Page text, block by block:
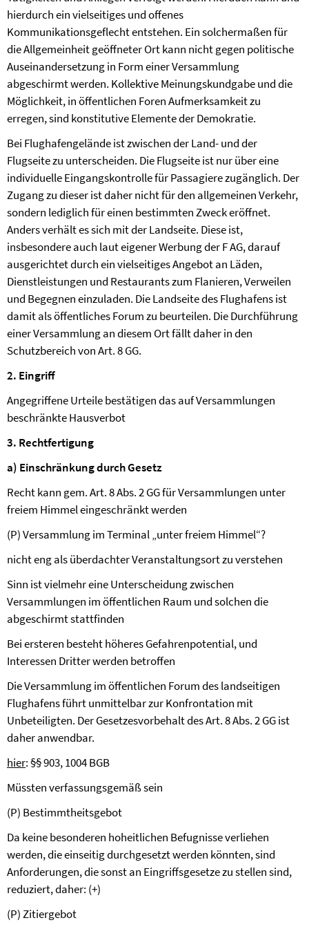
hierdurch ein vielseitiges und offenes
Kommunikationsgeflecht entstehen. Ein solchermaßen für
die Allgemeinheit geöffneter Ort kann nicht gegen politische
Auseinandersetzung in Form einer Versammlung
abgeschirmt werden. Kollektive Meinungskundgabe und die
Möglichkeit, in öffentlichen Foren Aufmerksamkeit zu
erregen, sind konstitutive Elemente der Demokratie.
Bei Flughafengelände ist zwischen der Land- und der
Flugseite zu unterscheiden. Die Flugseite ist nur über eine
individuelle Eingangskontrolle für Passagiere zugänglich. Der
Zugang zu dieser ist daher nicht für den allgemeinen Verkehr,
sondern lediglich für einen bestimmten Zweck eröffnet.
Anders verhält es sich mit der Landseite. Diese ist,
insbesondere auch laut eigener Werbung der F AG, darauf
ausgerichtet durch ein vielseitiges Angebot an Läden,
Dienstleistungen und Restaurants zum Flanieren, Verweilen
und Begegnen einzuladen. Die Landseite des Flughafens ist
damit als öffentliches Forum zu beurteilen. Die Durchführung
einer Versammlung an diesem Ort fällt daher in den
Schutzbereich von Art. 8 GG.
2. Eingriff
Angegriffene Urteile bestätigen das auf Versammlungen
beschränkte Hausverbot
3. Rechtfertigung
a) Einschränkung durch Gesetz
Recht kann gem. Art. 8 Abs. 2 GG für Versammlungen unter
freiem Himmel eingeschränkt werden
(P) Versammlung im Terminal „unter freiem Himmel“?
nicht eng als überdachter Veranstaltungsort zu verstehen
Sinn ist vielmehr eine Unterscheidung zwischen
Versammlungen im öffentlichen Raum und solchen die
abgeschirmt stattfinden
Bei ersteren besteht höheres Gefahrenpotential, und
Interessen Dritter werden betroffen
Die Versammlung im öffentlichen Forum des landseitigen
Flughafens führt unmittelbar zur Konfrontation mit
Unbeteiligten. Der Gesetzesvorbehalt des Art. 8 Abs. 2 GG ist
daher anwendbar.
hier: §§ 903, 1004 BGB
Müssten verfassungsgemäß sein
(P) Bestimmtheitsgebot
Da keine besonderen hoheitlichen Befugnisse verliehen
werden, die einseitig durchgesetzt werden könnten, sind
Anforderungen, die sonst an Eingriffsgesetze zu stellen sind,
reduziert, daher: (+)
(P) Zitiergebot